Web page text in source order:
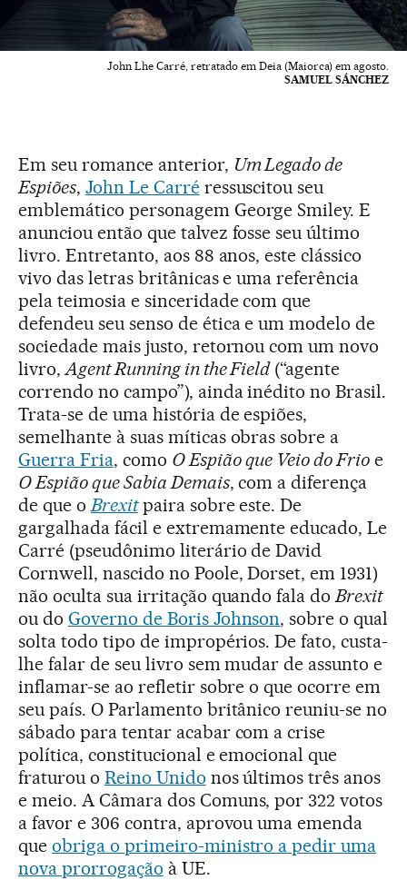
John Lhe Carré, retratado em Deia (Maiorca) em agosto.
SAMUEL SÁNCHEZ
Em seu romance anterior, Um Legado de
Espiões, John Le Carréressuscitou seu
emblemático personagem George Smiley. E
anunciou então que talvez fosse seu último
livro. Entretanto, aos 88 anos, este clássico
vivo das letras britânicas e uma referência
pela teimosia e sinceridade com que
defendeu seu senso de ética e um modelo de
sociedade mais justo, retornou com um novo
livro,Agent Running in the Field(“agente
correndo no campo”), ainda inédito no Brasil.
Trata-se de uma história de espiões,
semelhante à suas míticas obras sobre a
Guerra Fria, como O Espião que Veio do Frio e
O Espião que Sabia Demais, com a diferença
de que oBrexitpaira sobre este. De
gargalhada fácil e extremamente educado, Le
Carré (pseudônimo literário de David
Cornwell, nascido no Poole, Dorset, em 1931)
não oculta sua irritação quando fala doBrexit
ou do Governo de Boris Johnson, sobre o qual
solta todo tipo de impropérios. De fato, custa-
lhe falar de seu livro sem mudar de assunto e
inflamar-se ao refletir sobre o que ocorre em
seu país. O Parlamento britânico reuniu-se no
sábado para tentar acabar com a crise
política, constitucional e emocional que
fraturou o Reino Unido nos últimos três anos
e meio. A Câmara dos Comuns, por 322 votos
a favor e 306 contra, aprovou uma emenda
que obriga o primeiro-ministro a pedir uma
nova prorrogação à UE.